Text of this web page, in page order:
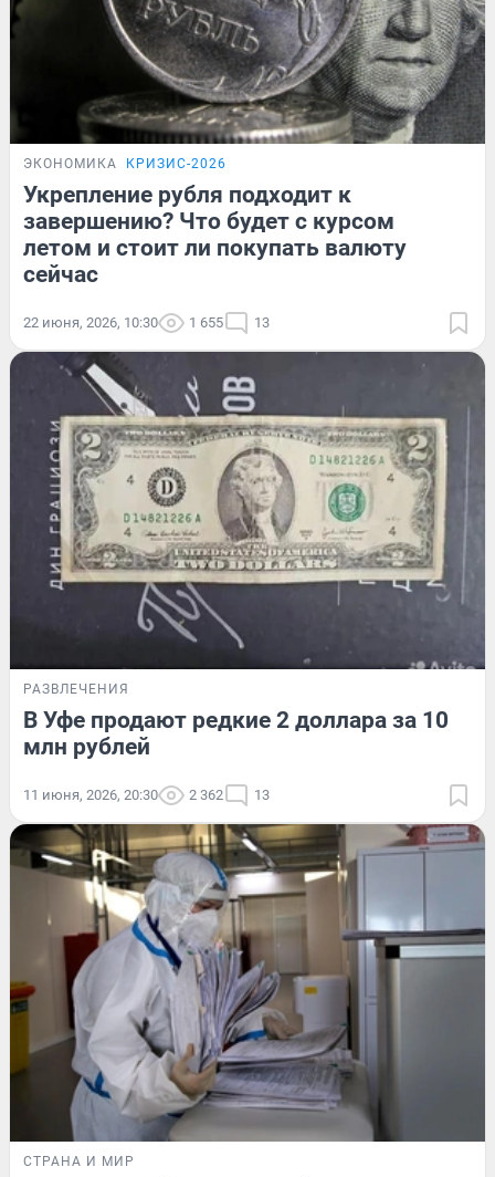
ЭКОНОМИКА КРИЗИС-2026
Укрепление рубля подходит к
завершению? Что будет с курсом
летом и стоит ли покупать валюту
сейчас
22 июня, 2026, 10:30 1 655 13
РАЗВЛЕЧЕНИЯ
В Уфе продают редкие 2 доллара за 10
млн рублей
11 июня, 2026, 20:30 2 362 13
СТРАНА И МИР